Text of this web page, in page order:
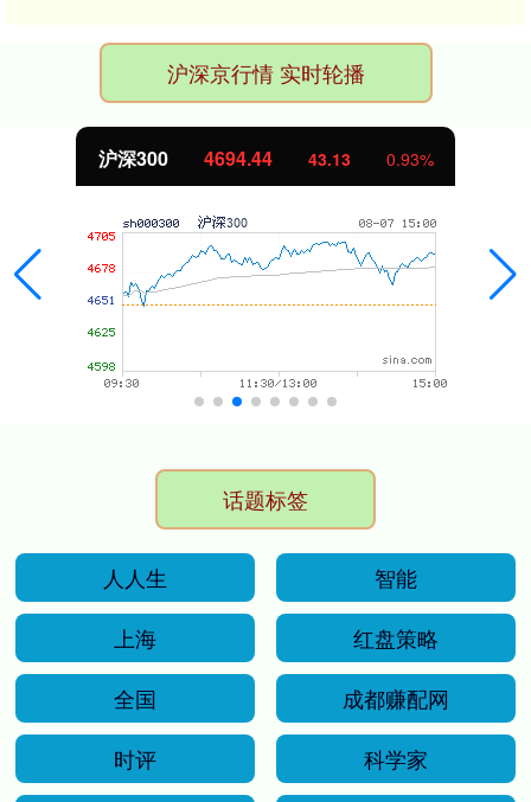
沪深京行情 实时轮播
沪深300 4694.44 43.13 0.93%
话题标签
人人生
智能
上海
红盘策略
全国
成都赚配网
时评
科学家